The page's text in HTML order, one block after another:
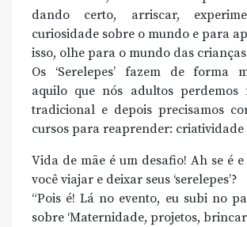
dando certo, arriscar,
curiosidade sobre o mundo e para
isso, olhe para o mundo das
Os ‘Serelepes’ fazem de forma
aquilo que nós adultos perdemos
tradicional e depois precisamos
cursos para reaprender: criatividade
Vida de mãe é um desafio! Ah se é
você viajar e deixar seus ‘serelepes’?
“Pois é! Lá no evento, eu subi no
sobre ‘Maternidade, projetos, brincar